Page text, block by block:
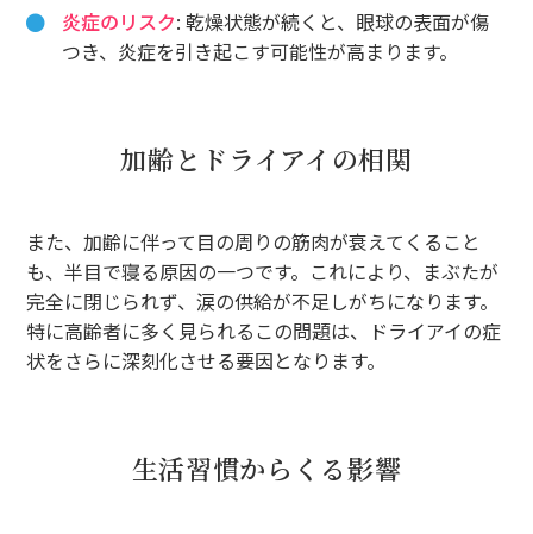
炎症のリスク: 乾燥状態が続くと、眼球の表面が傷
つき、炎症を引き起こす可能性が高まります。
加齢とドライアイの相関
また、加齢に伴って目の周りの筋肉が衰えてくること
も、半目で寝る原因の一つです。これにより、まぶたが
完全に閉じられず、涙の供給が不足しがちになります。
特に高齢者に多く見られるこの問題は、ドライアイの症
状をさらに深刻化させる要因となります。
生活習慣からくる影響